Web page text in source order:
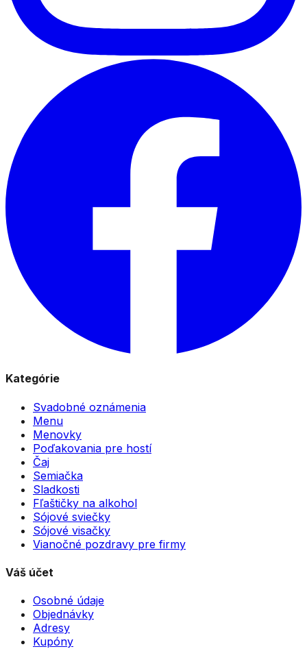
Kategórie
Svadobné oznámenia
Menu
Menovky
Poďakovania pre hostí
Čaj
Semiačka
Sladkosti
Fľaštičky na alkohol
Sójové sviečky
Sójové visačky
Vianočné pozdravy pre firmy
Váš účet
Osobné údaje
Objednávky
Adresy
Kupóny